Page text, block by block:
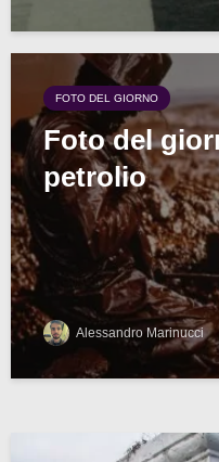
FOTO DEL GIORNO
Foto del
petrolio
Alessandro Marinucci